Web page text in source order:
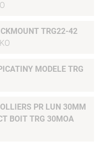
TRG22-42
MODELE TRG
PR LUN 30MM
BOIT TRG 30MOA